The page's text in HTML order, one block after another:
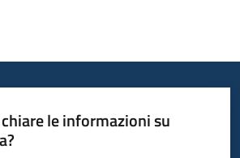
le informazioni su